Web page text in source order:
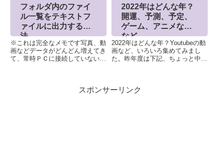
フォルダ内のファイ
ル一覧をテキストフ
ァイルに出力する方
法
※これは完全なメモです写真、動
画などデータがどんどん増えてき
て、常時ＰＣに接続していない、
すが、USBで接続する機器も増
2022年はどんな年？
開運、予測、予定、
ゲーム、アニメなど
など
2022年はどんな年？Youtubeの動
画など、いろいろ集めてみまし
た。昨年度は下記、ちょっと中途
年のイベン...
スポンサーリンク